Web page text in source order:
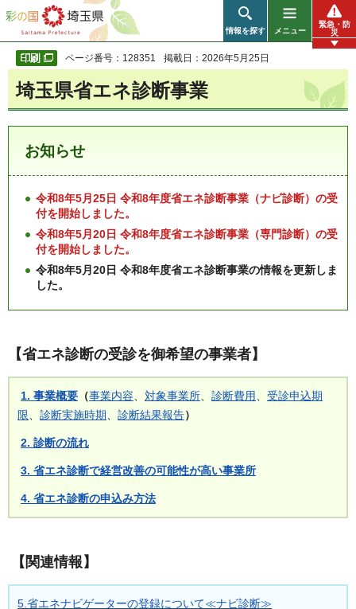
彩の国 埼玉県
情報を探す メニュー
緊急・防
災
ページ番号：128351 掲載日：2026年5月25日
埼玉県省エネ診断事業
お知らせ
令和8年5月25日 令和8年度省エネ診断事業（ナビ診断）の受
付を開始しました。
令和8年5月20日 令和8年度省エネ診断事業（専門診断）の受
付を開始しました。
令和8年5月20日 令和8年度省エネ診断事業の情報を更新しま
した。
【省エネ診断の受診を御希望の事業者】
1. 事業概要 （事業内容 対象事業所 診断費用
受診申込期
限
診断実施時期 診断結果報告）
2. 診断の流れ
3. 省エネ診断で経営改善の可能性が高い事業所
4. 省エネ診断の申込み方法
【関連情報】
5.省エネナビゲーターの登録について≪ナビ診断≫